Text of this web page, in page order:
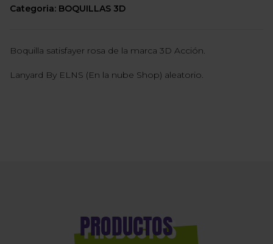
Categoria: BOQUILLAS 3D
Boquilla satisfayer rosa de la marca 3D Acción.
Lanyard By ELNS (En la nube Shop) aleatorio.
PRODUCTOS